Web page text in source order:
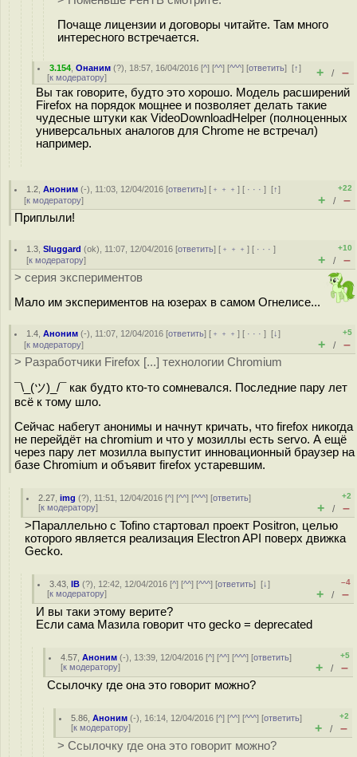
Почаще лицензии и договоры читайте. Там много
интересного встречается.
3.154 ,Онаним (?), 18:57, 16/04/2016 [^] [^^] [^^^] [ответить][↑]
[к модератору] + / –
Вы так говорите, будто это хорошо. Модель расширений
Firefox на порядок мощнее и позволяет делать такие
чудесные штуки как VideoDownloadHelper (полноценных
универсальных аналогов для Chrome не встречал)
например.
1.2 ,Аноним (-), 11:03, 12/04/2016 [ответить] [ ﹢﹢﹢] [ · · ·][↑]
[к модератору]
+22
+ / –
Приплыли!
1.3 ,Sluggard (ok), 11:07, 12/04/2016 [ответить] [ ﹢﹢﹢] [ · · ·]
[к модератору]
+10
+ / –
> серия экспериментов
Мало им экспериментов на юзерах в самом Огнелисе...
1.4 ,Аноним (-), 11:07, 12/04/2016 [ответить] [ ﹢﹢﹢] [ · · ·][↓]
[к модератору]
+5
+ / –
> Разработчики Firefox [...] технологии Chromium
¯\_(ツ)_/¯ как будто кто-то сомневался. Последние пару лет
всё к тому шло.
Сейчас набегут анонимы и начнут кричать, что firefox никогда
не перейдёт на chromium и что у мозиллы есть servo. А ещё
через пару лет мозилла выпустит инновационный браузер на
базе Chromium и объявит firefox устаревшим.
2.27 ,img (?), 11:51, 12/04/2016 [^] [^^] [^^^] [ответить]
[к модератору]
+2
+ / –
>Параллельно с Tofino стартовал проект Positron, целью
которого является реализация Electron API поверх движка
Gecko.
3.43 ,IB (?), 12:42, 12/04/2016 [^] [^^] [^^^] [ответить][↓]
[к модератору]
–4
+ / –
И вы таки этому верите?
Если сама Мазила говорит что gecko = deprecated
4.57 ,Аноним (-), 13:39, 12/04/2016 [^] [^^] [^^^] [ответить]
[к модератору]
+5
+ / –
Ссылочку где она это говорит можно?
5.86 ,Аноним (-), 16:14, 12/04/2016 [^] [^^] [^^^] [ответить]
[к модератору]
+2
+ / –
> Ссылочку где она это говорит можно?